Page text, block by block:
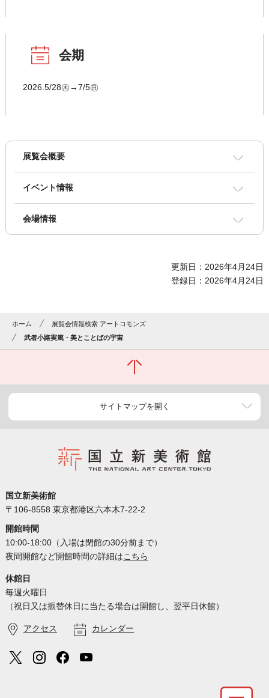
会期
2026.5/28㊍→7/5㊐
展覧会概要
イベント情報
会場情報
更新日：2026年4月24日
登録日：2026年4月24日
ホーム
展覧会情報検索 アートコモンズ
武者小路実篤・美とことばの宇宙
サイトマップを開く
国立新美術館
〒106-8558 東京都港区六本木7-22-2
開館時間
10:00-18:00（入場は閉館の30分前まで）
夜間開館など開館時間の詳細はこちら
休館日
毎週火曜日
（祝日又は振替休日に当たる場合は開館し、翌平日休館）
アクセス カレンダー